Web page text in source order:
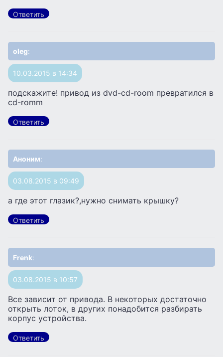
Ответить
oleg:
10.03.2015 в 14:34
подскажите! привод из dvd-cd-room превратился в
cd-romm
Ответить
Аноним:
03.08.2015 в 09:49
а где этот глазик?,нужно снимать крышку?
Ответить
Frenk:
03.08.2015 в 10:57
Все зависит от привода. В некоторых достаточно
открыть лоток, в других понадобится разбирать
корпус устройства.
Ответить